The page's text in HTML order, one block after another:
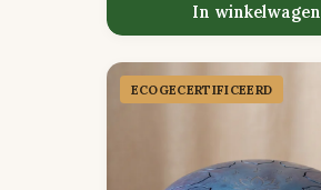
In winkelwagen
ECOGECER­TIFICEERD